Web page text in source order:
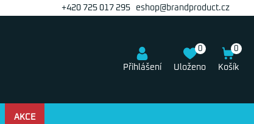
+420 725 017 295 eshop@brandproduct.cz
Přihlášení Uloženo
0 0
Košík
AKCE